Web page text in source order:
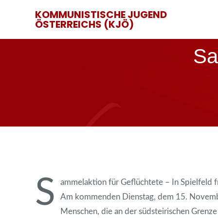
KOMMUNISTISCHE JUGEND
ÖSTERREICHS (KJÖ)
S
ammelaktion für Geflüchtete – In Spielfeld
Am kommenden Dienstag, dem 15.
Menschen, die an der südsteirischen